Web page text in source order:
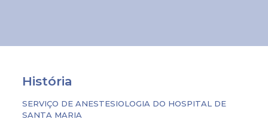
História
SERVIÇO DE ANESTESIOLOGIA DO HOSPITAL DE
SANTA MARIA